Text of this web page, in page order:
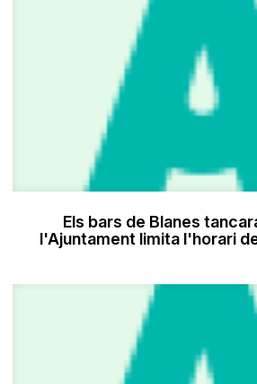
Els bars de Blanes
l'Ajuntament limita l'horari